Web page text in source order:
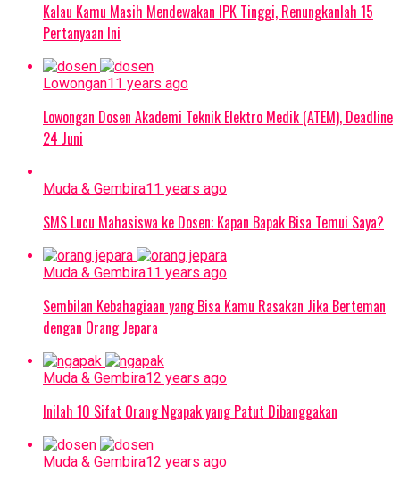
Kalau Kamu Masih Mendewakan IPK Tinggi, Renungkanlah 15
Pertanyaan Ini
Lowongan11 years ago
Lowongan Dosen Akademi Teknik Elektro Medik (ATEM), Deadline
24 Juni
Muda & Gembira11 years ago
SMS Lucu Mahasiswa ke Dosen: Kapan Bapak Bisa Temui Saya?
Muda & Gembira11 years ago
Sembilan Kebahagiaan yang Bisa Kamu Rasakan Jika Berteman
dengan Orang Jepara
Muda & Gembira12 years ago
Inilah 10 Sifat Orang Ngapak yang Patut Dibanggakan
Muda & Gembira12 years ago